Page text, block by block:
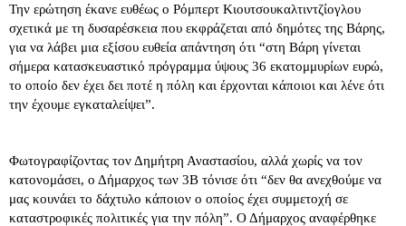
Την ερώτηση έκανε ευθέως ο Ρόμπερτ Κιουτσουκαλτιντζίογλου
σχετικά με τη δυσαρέσκεια που εκφράζεται από δημότες της Βάρης,
για να λάβει μια εξίσου ευθεία απάντηση ότι “στη Βάρη γίνεται
σήμερα κατασκευαστικό πρόγραμμα ύψους 36 εκατομμυρίων ευρώ,
το οποίο δεν έχει δει ποτέ η πόλη και έρχονται κάποιοι και λένε ότι
την έχουμε εγκαταλείψει”.
Φωτογραφίζοντας τον Δημήτρη Αναστασίου, αλλά χωρίς να τον
κατονομάσει, ο Δήμαρχος των 3Β τόνισε ότι “δεν θα ανεχθούμε να
μας κουνάει το δάχτυλο κάποιον ο οποίος έχει συμμετοχή σε
καταστροφικές πολιτικές για την πόλη”. Ο Δήμαρχος αναφέρθηκε